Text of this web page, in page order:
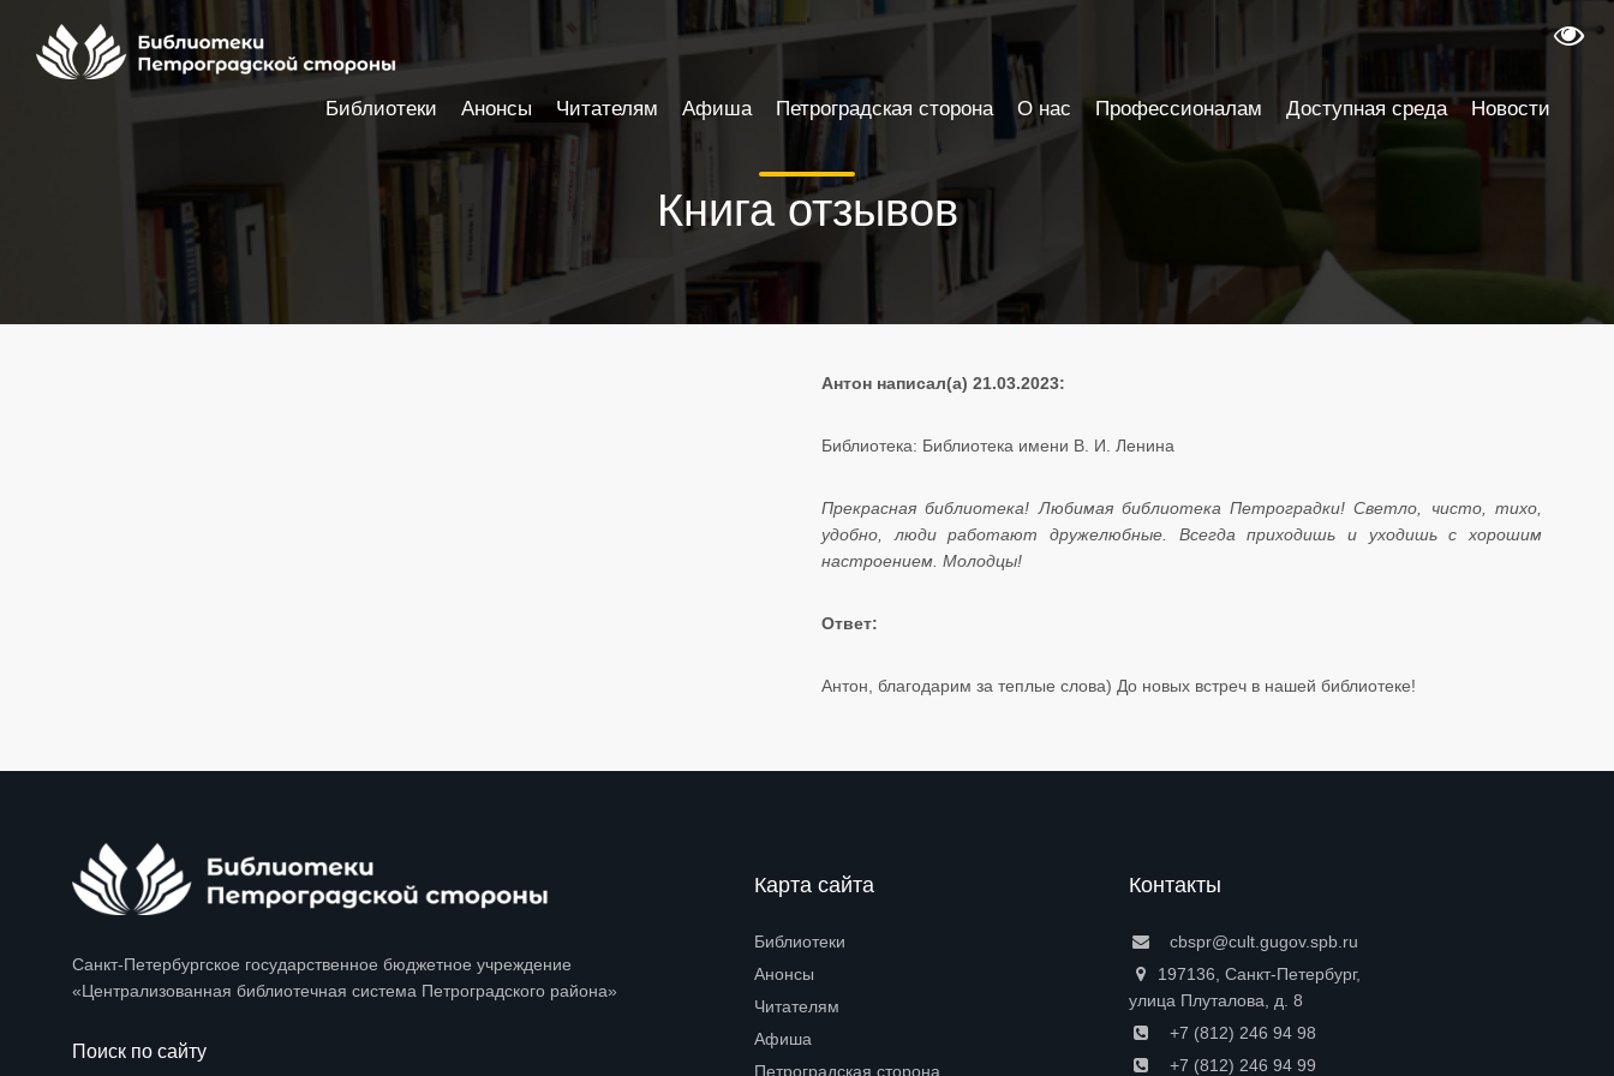
Книга отзывов
Антон написал(а) 21.03.2023:
Библиотека: Библиотека имени В. И. Ленина
Прекрасная библиотека! Любимая библиотека Петроградки! Светло, чисто, тихо,
удобно, люди работают дружелюбные. Всегда приходишь и уходишь с хорошим
настроением. Молодцы!
Ответ:
Антон, благодарим за теплые слова) До новых встреч в нашей библиотеке! ​​​​​​​
Санкт-Петербургское государственное бюджетное учреждение
«Централизованная библиотечная система Петроградского района»
Поиск по сайту
Карта сайта
Библиотеки
Анонсы
Читателям
Афиша
Петроградская сторона
Контакты
cbspr@cult.gugov.spb.ru
197136, Санкт-Петербург,
улица Плуталова, д. 8
+7 (812) 246 94 98
+7 (812) 246 94 99
Библиотеки Анонсы Читателям Афиша Петроградская сторона О нас Профессионалам Доступная среда Новости
Настройки доступности